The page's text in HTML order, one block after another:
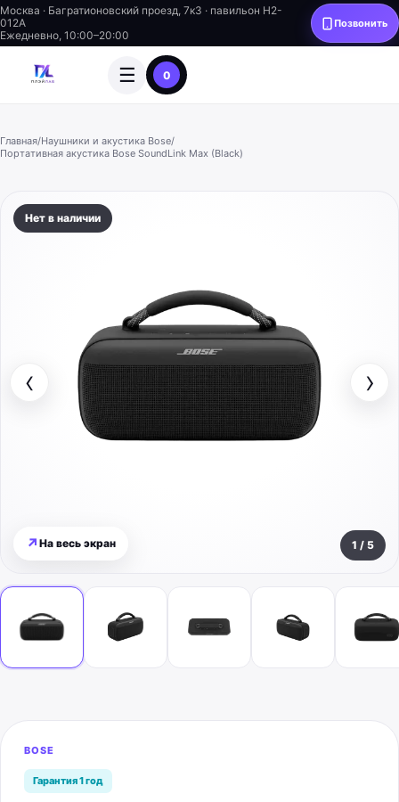
Москва · Багратионовский проезд, 7к3 · павильон H2-
012A
Ежедневно, 10:00–20:00
Позвонить
☰ 0
Главная/Наушники и акустика Bose/
Портативная акустика Bose SoundLink Max (Black)
Нет в наличии
↗ На весь экран
‹ ›
1 / 5
BOSE
Гарантия 1 год